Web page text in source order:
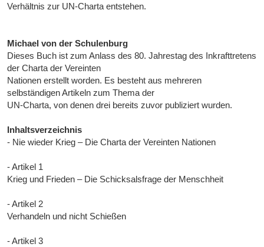
Verhältnis zur UN-Charta entstehen.
Michael von der Schulenburg
Dieses Buch ist zum Anlass des 80. Jahrestag des Inkrafttretens
der Charta der Vereinten
Nationen erstellt worden. Es besteht aus mehreren
selbständigen Artikeln zum Thema der
UN-Charta, von denen drei bereits zuvor publiziert wurden.
Inhaltsverzeichnis
- Nie wieder Krieg – Die Charta der Vereinten Nationen
- Artikel 1
Krieg und Frieden – Die Schicksalsfrage der Menschheit
- Artikel 2
Verhandeln und nicht Schießen
- Artikel 3